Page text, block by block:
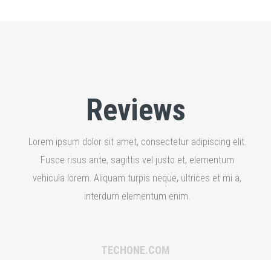
Reviews
Lorem ipsum dolor sit amet, consectetur adipiscing elit.
Fusce risus ante, sagittis vel justo et, elementum
vehicula lorem. Aliquam turpis neque, ultrices et mi a,
interdum elementum enim.
TECHONE.COM